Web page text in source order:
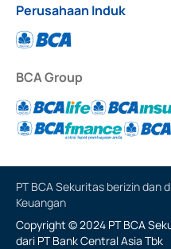
Perusahaan Induk
BCA Group
PT BCA Sekuritas berizin dan
Keuangan
Copyright © 2024 PT BCA
dari PT Bank Central Asia Tbk